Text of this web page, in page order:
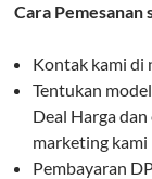
Cara
Kontak kami di
Tentukan
Deal Harga
marketing kami
Pembayaran